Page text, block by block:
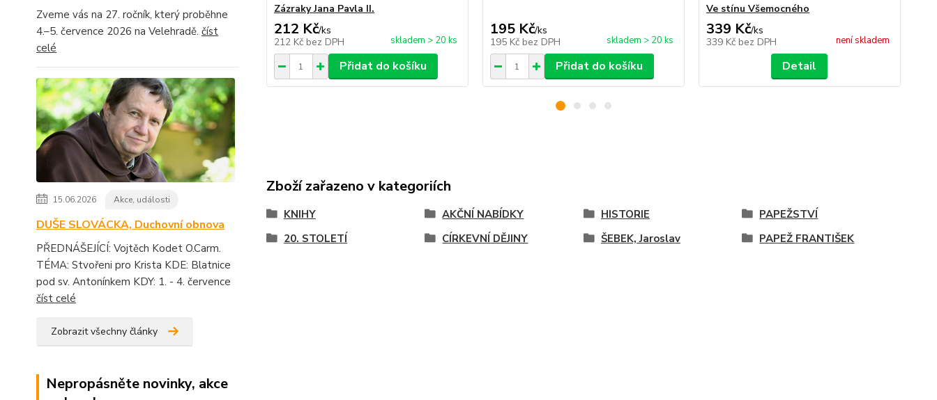
Zveme vás na 27. ročník, který proběhne
4.–5. července 2026 na Velehradě. číst
celé
15.06.2026 Akce, události
DUŠE SLOVÁCKA, Duchovní obnova
PŘEDNÁŠEJÍCÍ: Vojtěch Kodet O.Carm.
TÉMA: Stvořeni pro Krista KDE: Blatnice
pod sv. Antonínkem KDY: 1. - 4. července
číst celé
Zobrazit všechny články
Nepropásněte novinky, akce
Zázraky Jana Pavla II.
212 Kč/ks
212 Kč bez DPH skladem > 20 ks
Přidat do košíku
195 Kč/ks
195 Kč bez DPH skladem > 20 ks
Přidat do košíku
Ve stínu Všemocného
339 Kč/ks
339 Kč bez DPH není skladem
Detail
Zboží zařazeno v kategoriích
KNIHY AKČNÍ NABÍDKY HISTORIE
PAPEŽSTVÍ
20. STOLETÍ
CÍRKEVNÍ DĚJINY ŠEBEK, Jaroslav PAPEŽ FRANTIŠEK